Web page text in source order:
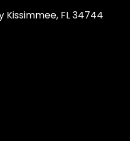
Kissimmee, FL 34744